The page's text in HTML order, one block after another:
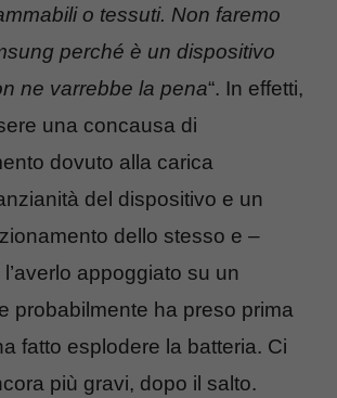
o tessuti. Non faremo
perché è un dispositivo
ne varrebbe la pena“. In effetti,
una concausa di
dovuto alla carica
del dispositivo e un
dello stesso e –
appoggiato su un
probabilmente ha preso prima
fatto esplodere la batteria. Ci
più gravi, dopo il salto.